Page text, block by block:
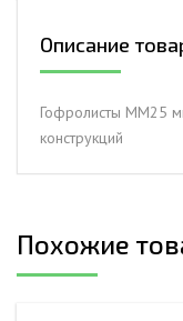
для
конструкций
Описание
Гофролисты ММ25
конструкций
Похожие